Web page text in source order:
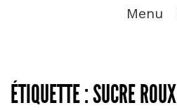
Menu
ÉTIQUETTE :SUCRE ROUX